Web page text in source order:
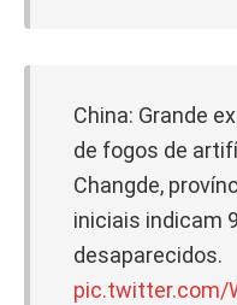
China: Grande
de fogos de
Changde,
iniciais indicam
desaparecidos.
pic.twitter.com/